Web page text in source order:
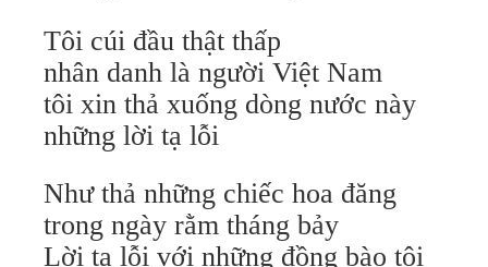
Tôi cúi đầu thật thấp
nhân danh là người Việt Nam
tôi xin thả xuống dòng nước này
những lời tạ lỗi
Như thả những chiếc hoa đăng
trong ngày rằm tháng bảy
Lời tạ lỗi với những đồng bào tôi